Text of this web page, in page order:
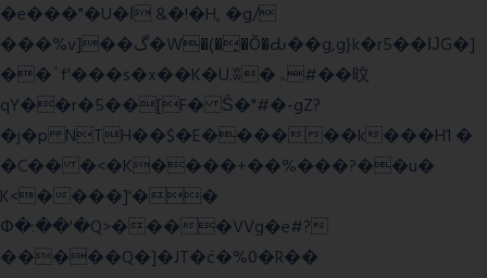
�e���"�U�ǀ &�!�H, �g/
���%v]��گ�W�(�̟�Õ�Ԃ��g,g}k�r5��ĲG�]
��`f'���s�x��K�U.ʬ�ۃ#��旼
qY��r�5��[F� Ŝ�"#�-gZ?
�j�p NTH��$�E������k���H1 �
�C�� �<�K����+��%���?��u�
K<����]'��
Փ�:��'�Q>����VVg�e#?
�����Q�]�JT�݁c�%0�R��